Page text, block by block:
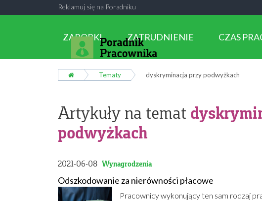
Reklamuj się na Poradniku
ZAROBKI ZATRUDNIENIE CZAS
Tematy dyskryminacja przy podwyżkach
Artykuły na temat
podwyżkach
2021-06-08 Wynagrodzenia
Odszkodowanie za nierówności płacowe
Pracownicy wykonujący ten sam rodzaj